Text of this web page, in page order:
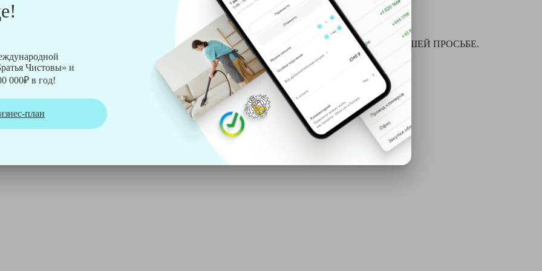
Чистовы» и
000₽ в год!
план
Soteco, а также утюг, ведро, парогенератор, аппарат для химчистки и многое другое ПО ВАШЕЙ ПРОСЬБЕ.